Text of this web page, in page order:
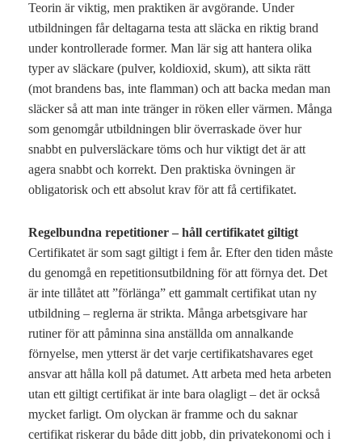
Teorin är viktig, men praktiken är avgörande. Under
utbildningen får deltagarna testa att släcka en riktig brand
under kontrollerade former. Man lär sig att hantera olika
typer av släckare (pulver, koldioxid, skum), att sikta rätt
(mot brandens bas, inte flamman) och att backa medan man
släcker så att man inte tränger in röken eller värmen. Många
som genomgår utbildningen blir överraskade över hur
snabbt en pulversläckare töms och hur viktigt det är att
agera snabbt och korrekt. Den praktiska övningen är
obligatorisk och ett absolut krav för att få certifikatet.
Regelbundna repetitioner – håll certifikatet giltigt
Certifikatet är som sagt giltigt i fem år. Efter den tiden måste
du genomgå en repetitionsutbildning för att förnya det. Det
är inte tillåtet att ”förlänga” ett gammalt certifikat utan ny
utbildning – reglerna är strikta. Många arbetsgivare har
rutiner för att påminna sina anställda om annalkande
förnyelse, men ytterst är det varje certifikatshavares eget
ansvar att hålla koll på datumet. Att arbeta med heta arbeten
utan ett giltigt certifikat är inte bara olagligt – det är också
mycket farligt. Om olyckan är framme och du saknar
certifikat riskerar du både ditt jobb, din privatekonomi och i